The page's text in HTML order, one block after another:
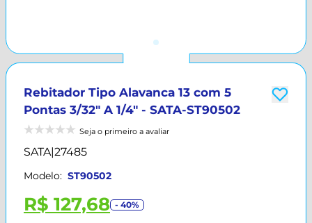
Rebitador Tipo Alavanca 13 com 5
Pontas 3/32" A 1/4" - SATA-ST90502
Seja o primeiro a avaliar
SATA|27485
Modelo: ST90502
R$ 127,68 - 40%